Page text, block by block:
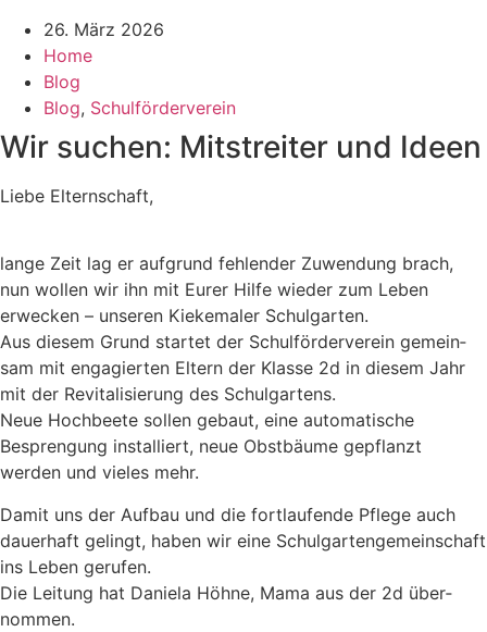
26. März 2026
Home
Blog
Blog, Schulförderverein
Wir suchen: Mitstreiter und Ideen
Liebe Elternschaft,
lange Zeit lag er aufgrund feh­lender Zuwendung brach,
nun wollen wir ihn mit Eurer Hilfe wie­der zum Leben
erwecken – un­se­ren Kiekemaler Schul­gar­ten.
Aus diesem Grund startet der Schul­för­der­verein ge­mein­
sam mit en­ga­gierten Eltern der Klasse 2d in diesem Jahr
mit der Re­vi­ta­li­sie­rung des Schul­gar­tens.
Neue Hoch­beete sol­len gebaut, eine auto­ma­tische
Besprengung in­stal­liert, neue Obstbäume ge­pflanzt
werden und vieles mehr.
Damit uns der Aufbau und die fort­laufende Pflege auch
dauer­haft gelingt, haben wir eine Schul­gartengemeinschaft
ins Leben ge­rufen.
Die Leitung hat Daniela Höhne, Mama aus der 2d über­
nom­men.